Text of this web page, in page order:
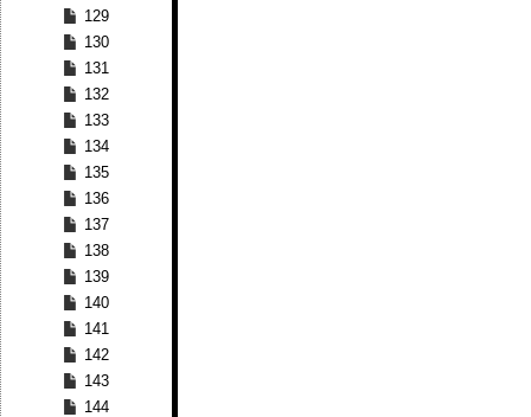
129
130
131
132
133
134
135
136
137
138
139
140
141
142
143
144